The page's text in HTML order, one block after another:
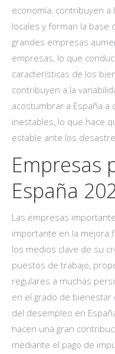
economía, contribuyen
locales y forman la base
grandes empresas
empresas, lo que
características de los
contribuyen a la
acostumbrar a España a
inestables, lo que hace
estable ante los
Empresas
España
Las empresas
importante en la mejora
los medios clave de su
puestos de trabajo,
regulares a muchas
en el grado de
del desempleo en
hacen una gran
mediante el pago de